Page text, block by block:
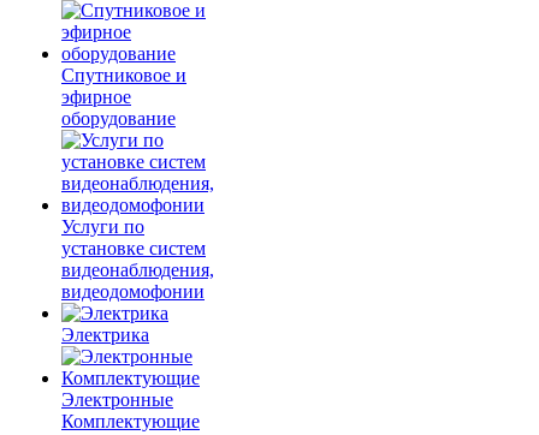
Спутниковое и
эфирное
оборудование
Услуги по
установке систем
видеонаблюдения,
видеодомофонии
Электрика
Электронные
Комплектующие